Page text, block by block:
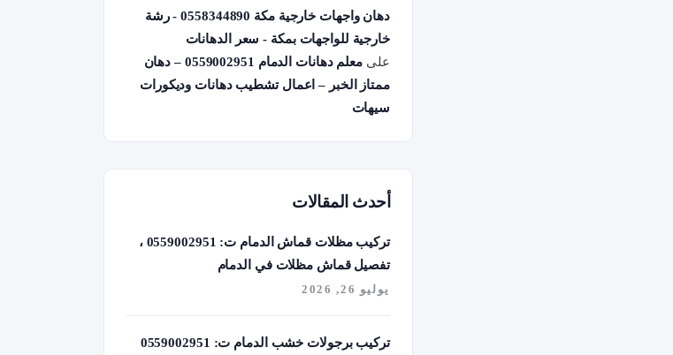
دهان واجهات خارجية مكة 0558344890 - رشة
خارجية للواجهات بمكة - سعر الدهانات
على
معلم دهانات الدمام 0559002951 – دهان
ممتاز الخبر – اعمال تشطيب دهانات وديكورات
سيهات
أحدث المقالات
تركيب مظلات قماش الدمام ت: 0559002951 ،
تفصيل قماش مظلات في الدمام
يوليو 26, 2026
تركيب برجولات خشب الدمام ت: 0559002951